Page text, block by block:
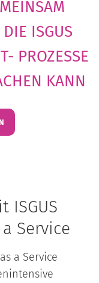
ISGUS
PROZESSE
KANN
ISGUS
Service
a Service